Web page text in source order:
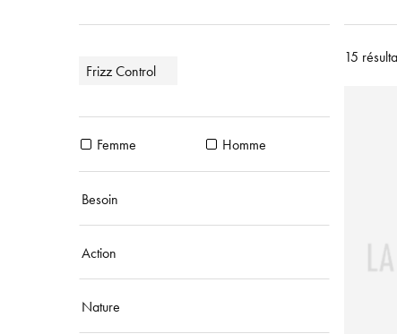
Frizz Control
Femme Homme
Besoin
Action
Nature
15